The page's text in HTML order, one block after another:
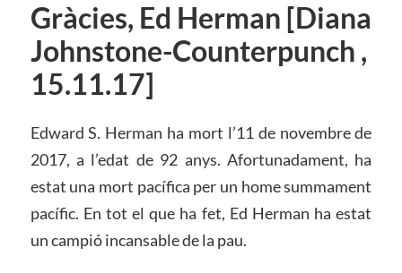
Gràcies, Ed Herman [Diana
Johnstone-Counterpunch ,
15.11.17]
Edward S. Herman ha mort l’11 de novembre de
2017, a l’edat de 92 anys. Afortunadament, ha
estat una mort pacífica per un home summament
pacífic. En tot el que ha fet, Ed Herman ha estat
un campió incansable de la pau.